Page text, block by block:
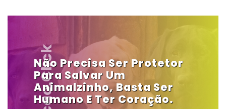
Não Precisa Ser Protetor
Para Salvar Um
Animalzinho, Basta Ser
Humano E Ter Coração.